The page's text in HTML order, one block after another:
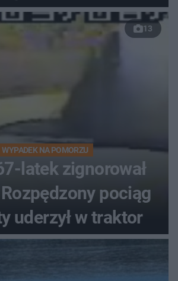
13
WYPADEK NA POMORZU
latek zignorował
pociąg
uderzył w traktor